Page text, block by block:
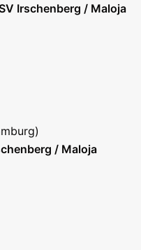
Irschenberg / Maloja
/ Maloja